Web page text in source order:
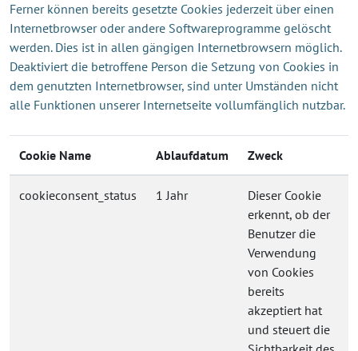
Ferner können bereits gesetzte Cookies jederzeit über einen
Internetbrowser oder andere Softwareprogramme gelöscht
werden. Dies ist in allen gängigen Internetbrowsern möglich.
Deaktiviert die betroffene Person die Setzung von Cookies in
dem genutzten Internetbrowser, sind unter Umständen nicht
alle Funktionen unserer Internetseite vollumfänglich nutzbar.
Cookie Name Ablaufdatum Zweck
cookieconsent_status 1 Jahr
Dieser Cookie
erkennt, ob der
Benutzer die
Verwendung
von Cookies
bereits
akzeptiert hat
und steuert die